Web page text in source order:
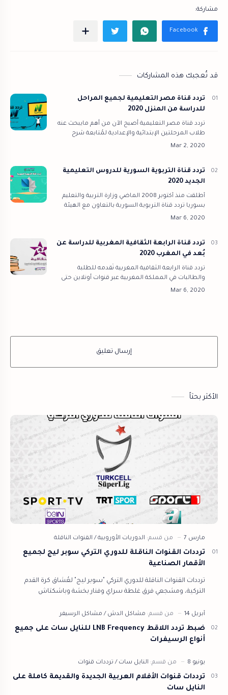
قد تُعجبك هذه المشاركات
تردد قناة مصر التعليمية لجميع المراحل
للدراسة من المنزل 2020
تردد قناة مصر التعليمية أصبح الآن من أهم مايبحث عنه
طلاب المرحلتين الإبتدائية والإعدادية لمُتابعة شرح
دروس المنهج التعليمي، حيث أن قناة مصر التعليمية
تردد قناة التربوية السورية للدروس التعليمية
الجديد 2020
أطلقت منذ أكتوبر 2008 الماضي وزارة التربية والتعليم
بسوريا تردد قناة التربوية السورية بالتعاون مع الهيئة
العامة للإذاعة والتلفزيون على قمر النايل سات وقمر
تردد قناة الرابعة الثقافية المغربية للدراسة عن
بُعد في المغرب 2020
تردد قناة الرابعة الثقافية المغربية نُقدمه للطلبة
والطالبات في المملكة المغربية عبر قنوات أونلاين حتى
يستطيع طلاب المراحل التعليمية المُختلفة من متابعة
إرسال تعليق
الأكثر بحثاً
ترددات القنوات الناقلة للدوري التركي سوبر ليج لجميع
الأقمار الصناعية
ترددات القنوات الناقلة للدوري التركي "سوبر ليج" لعُشاق كرة القدم
التركية، ومشجعي فرق غلطة سراي وفنار بخشة وباشكتاش
ضبط تردد اللاقط LNB Frequency للنايل سات على جميع
أنواع الرسيفرات
ترددات قنوات الأفلام العربية الجديدة والقديمة كاملة على
النايل سات